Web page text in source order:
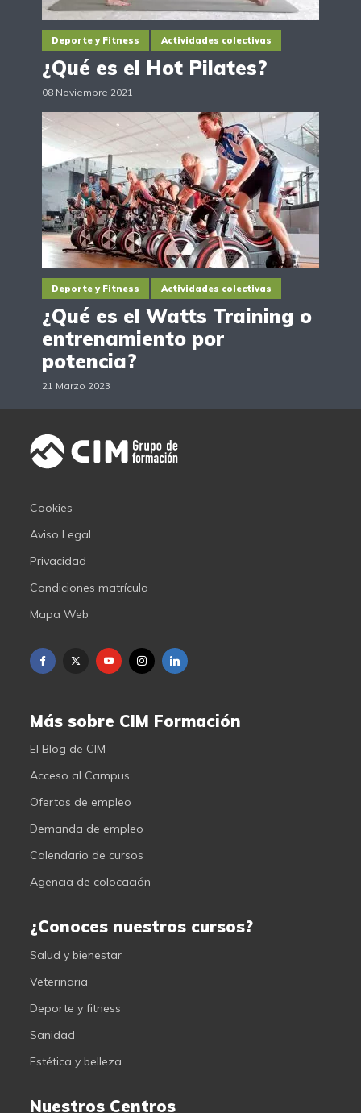
Deporte y Fitness Actividades colectivas
¿Qué es el Hot Pilates?
08 Noviembre 2021
Deporte y Fitness Actividades colectivas
¿Qué es el Watts Training o
entrenamiento por
potencia?
21 Marzo 2023
Cookies
Aviso Legal
Privacidad
Condiciones matrícula
Mapa Web
Más sobre CIM Formación
El Blog de CIM
Acceso al Campus
Ofertas de empleo
Demanda de empleo
Calendario de cursos
Agencia de colocación
¿Conoces nuestros cursos?
Salud y bienestar
Veterinaria
Deporte y fitness
Sanidad
Estética y belleza
Nuestros Centros